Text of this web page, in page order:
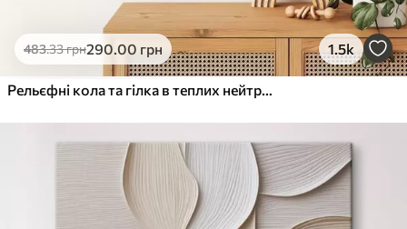
483.33грн290.00 грн 1.5k
Рельєфні кола та гілка в теплих нейтральних тонах